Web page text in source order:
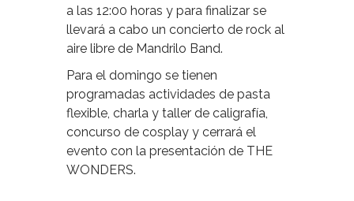
a las 12:00 horas y para finalizar se
llevará a cabo un concierto de rock al
aire libre de Mandrilo Band.
Para el domingo se tienen
programadas actividades de pasta
flexible, charla y taller de caligrafía,
concurso de cosplay y cerrará el
evento con la presentación de THE
WONDERS.